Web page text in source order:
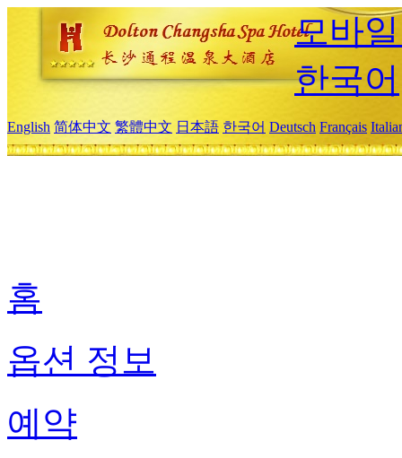
모바
한국어
English 简体中文 繁體中文 日本語 한국어 Deutsch Français
홈
옵션 정보
예약